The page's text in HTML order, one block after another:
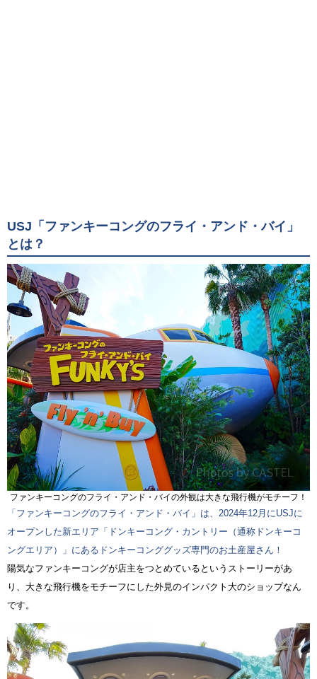
USJ「ファンキーコングのフライ・アンド・バイ」
とは？
ファンキーコングのフライ・アンド・バイの外観は大きな飛行機がモチーフ！
「ファンキーコングのフライ・アンド・バイ」は、2024年12月にUSJに
オープンした新エリア「ドンキーコング・カントリー（通称ドンキーコ
ングエリア）」にあるドンキーコンググッズ専門のお土産屋さん！
陽気なファンキーコングが店主をつとめているというストーリーがあ
り、大きな飛行機をモチーフにした外見のインパクト大のショップなん
です。